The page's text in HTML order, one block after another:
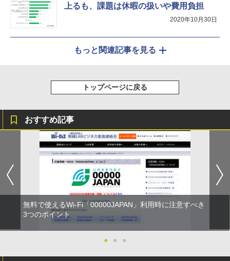
上るも、課題は休暇の扱いや費用負担
2020年10月30日
もっと関連記事を見る
トップページに戻る
おすすめ記事
無料で使えるWi-Fi「00000JAPAN」利用時に注意すべき
3つのポイント
● ● ●